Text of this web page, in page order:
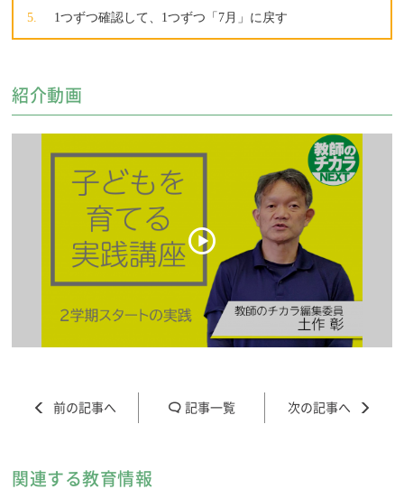
1つずつ確認して、1つずつ「7月」に戻す
紹介動画
記事一覧
関連する教育情報